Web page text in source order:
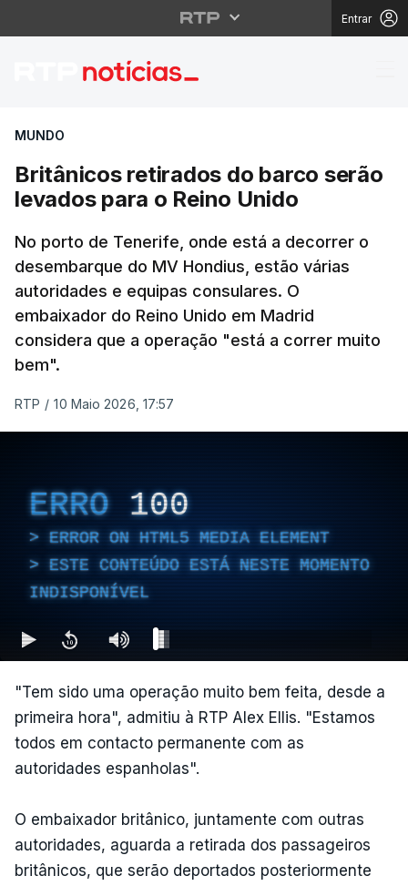
Entrar
Britânicos retirados
MUNDO
Britânicos retirados do barco serão
levados para o Reino Unido
No porto de Tenerife, onde está a decorrer o
desembarque do MV Hondius, estão várias
autoridades e equipas consulares. O
embaixador do Reino Unido em Madrid
considera que a operação "está a correr muito
bem".
RTP / 10 Maio 2026, 17:57
ERRO 100
ERROR ON HTML5 MEDIA ELEMENT
ESTE CONTEÚDO ESTÁ NESTE MOMENTO
INDISPONÍVEL
"Tem sido uma operação muito bem feita, desde a
primeira hora", admitiu à RTP Alex Ellis. "Estamos
todos em contacto permanente com as
autoridades espanholas".
O embaixador britânico, juntamente com outras
autoridades, aguarda a retirada dos passageiros
britânicos, que serão deportados posteriormente